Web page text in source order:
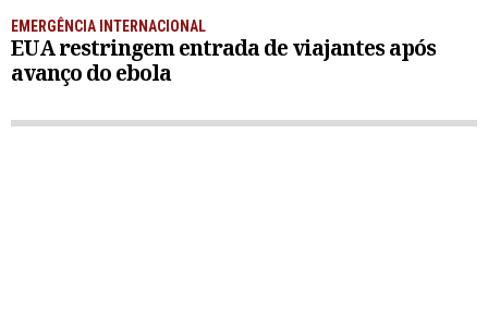
EMERGÊNCIA INTERNACIONAL
EUA restringem entrada de viajantes após
avanço do ebola